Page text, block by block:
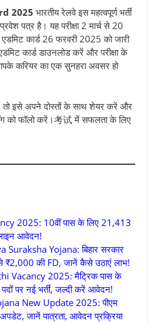
2025 भारतीय रेलवे इस महत्वपूर्ण भर्ती
पत्र है। यह परीक्षा 2 मार्च से 20
कार्ड 26 फरवरी 2025 को जारी
कार्ड डाउनलोड करें और परीक्षा के
करियर का एक सुनहरा अवसर हो
इसे अपने दोस्तों के साथ शेयर करें और
को फॉलो करें।考试 में सफलता के लिए
2025: 10वीं पास के लिए 21,413
आवेदन!
Yojana: बिहार सरकार
₹2,000 की FD, जानें कैसे उठाएं लाभ!
Vacancy 2025: मैट्रिक पास के
पर नई भर्ती, जल्दी करें आवेदन!
New Update 2025: पीएम
जानें पात्रता, आवेदन प्रक्रिया